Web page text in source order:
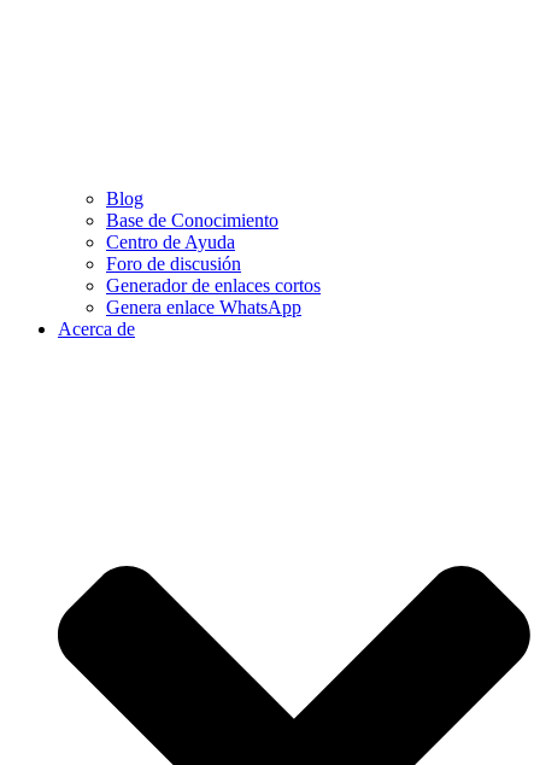
Blog
Base de Conocimiento
Centro de Ayuda
Foro de discusión
Generador de enlaces cortos
Genera enlace WhatsApp
Acerca de